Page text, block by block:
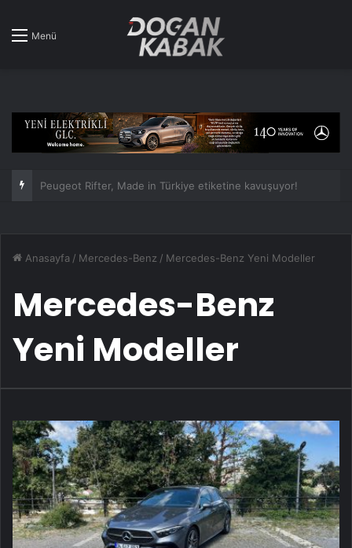
Menü
Nissan fiyat listesi – Temmuz 2026
Anasayfa / Mercedes-Benz / Mercedes-Benz Yeni Modeller
Mercedes-Benz
Yeni Modeller